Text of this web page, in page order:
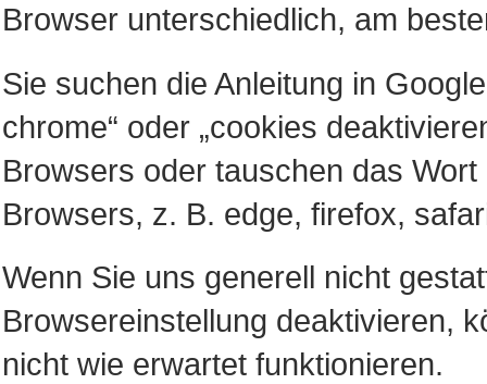
Browser unterschiedlich, am
Sie suchen die Anleitung in
chrome“ oder „cookies
Browsers oder tauschen das
Browsers, z. B. edge, firefox,
Wenn Sie uns generell nicht
Browsereinstellung deaktivieren,
nicht wie erwartet funktionieren.